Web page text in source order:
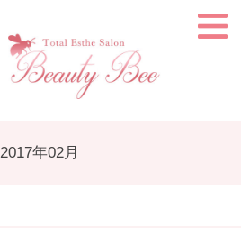
2017年02月